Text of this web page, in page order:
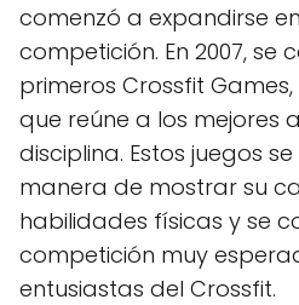
comenzó a expandirse
competición. En 2007, se
primeros Crossfit
que reúne a los mejores
disciplina. Estos juegos
manera de mostrar su
habilidades físicas y se
competición muy
entusiastas del Crossfit.